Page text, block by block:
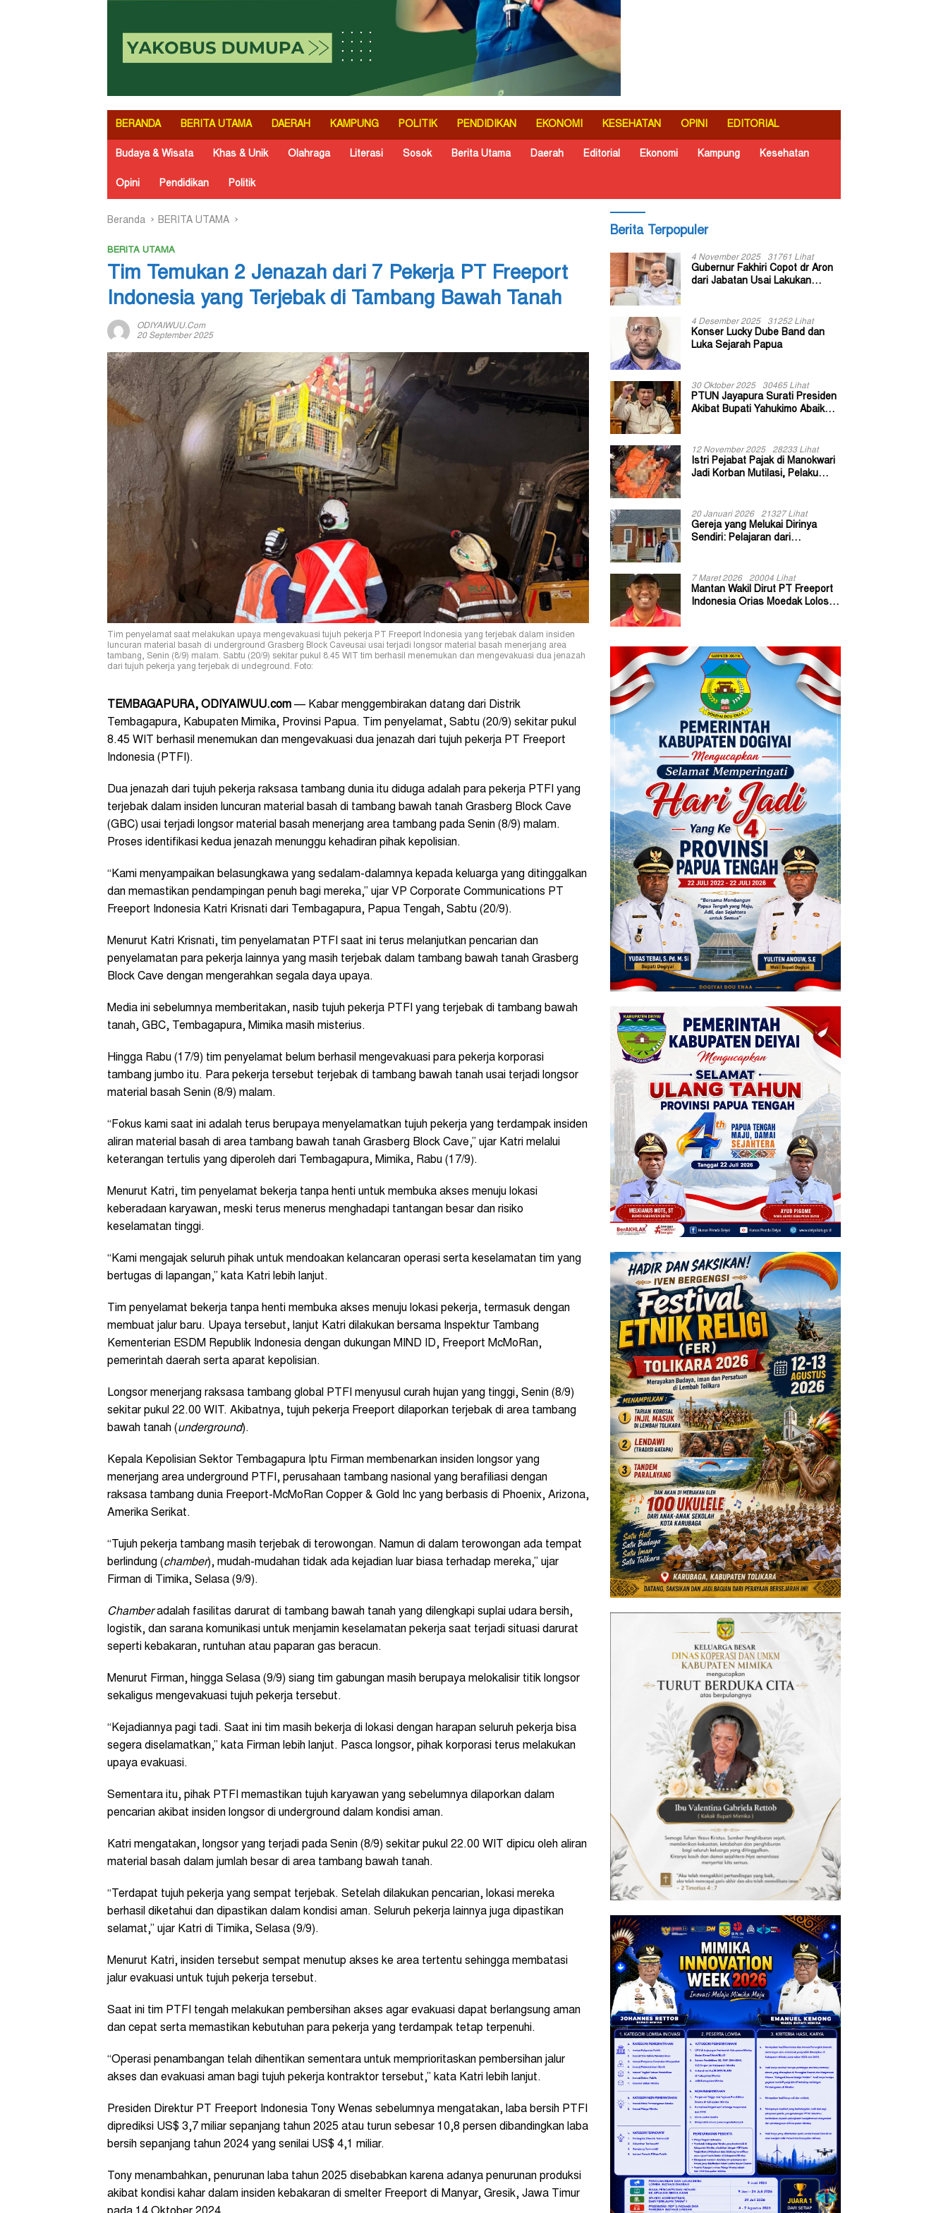
BERANDA BERITA UTAMA DAERAH KAMPUNG POLITIK PENDIDIKAN EKONOMI KESEHATAN OPINI EDITORIAL
Budaya & Wisata Khas & Unik Olahraga Literasi Sosok Berita Utama Daerah Editorial Ekonomi Kampung Kesehatan
Opini Pendidikan Politik
Beranda BERITA UTAMA
BERITA UTAMA
Tim Temukan 2 Jenazah dari 7 Pekerja PT Freeport
Indonesia yang Terjebak di Tambang Bawah Tanah
ODIYAIWUU.com
20 September 2025
Tim penyelamat saat melakukan upaya mengevakuasi tujuh pekerja PT Freeport Indonesia yang terjebak dalam insiden
luncuran material basah di underground Grasberg Block Caveusai usai terjadi longsor material basah menerjang area
tambang, Senin (8/9) malam. Sabtu (20/9) sekitar pukul 8.45 WIT tim berhasil menemukan dan mengevakuasi dua jenazah
dari tujuh pekerja yang terjebak di undeground. Foto:
TEMBAGAPURA, ODIYAIWUU.com — Kabar menggembirakan datang dari Distrik
Tembagapura, Kabupaten Mimika, Provinsi Papua. Tim penyelamat, Sabtu (20/9) sekitar pukul
8.45 WIT berhasil menemukan dan mengevakuasi dua jenazah dari tujuh pekerja PT Freeport
Indonesia (PTFI).
Dua jenazah dari tujuh pekerja raksasa tambang dunia itu diduga adalah para pekerja PTFI yang
terjebak dalam insiden luncuran material basah di tambang bawah tanah Grasberg Block Cave
(GBC) usai terjadi longsor material basah menerjang area tambang pada Senin (8/9) malam.
Proses identifikasi kedua jenazah menunggu kehadiran pihak kepolisian.
“Kami menyampaikan belasungkawa yang sedalam-dalamnya kepada keluarga yang ditinggalkan
dan memastikan pendampingan penuh bagi mereka,” ujar VP Corporate Communications PT
Freeport Indonesia Katri Krisnati dari Tembagapura, Papua Tengah, Sabtu (20/9).
Menurut Katri Krisnati, tim penyelamatan PTFI saat ini terus melanjutkan pencarian dan
penyelamatan para pekerja lainnya yang masih terjebak dalam tambang bawah tanah Grasberg
Block Cave dengan mengerahkan segala daya upaya.
Media ini sebelumnya memberitakan, nasib tujuh pekerja PTFI yang terjebak di tambang bawah
tanah, GBC, Tembagapura, Mimika masih misterius.
Hingga Rabu (17/9) tim penyelamat belum berhasil mengevakuasi para pekerja korporasi
tambang jumbo itu. Para pekerja tersebut terjebak di tambang bawah tanah usai terjadi longsor
material basah Senin (8/9) malam.
“Fokus kami saat ini adalah terus berupaya menyelamatkan tujuh pekerja yang terdampak insiden
aliran material basah di area tambang bawah tanah Grasberg Block Cave,” ujar Katri melalui
keterangan tertulis yang diperoleh dari Tembagapura, Mimika, Rabu (17/9).
Menurut Katri, tim penyelamat bekerja tanpa henti untuk membuka akses menuju lokasi
keberadaan karyawan, meski terus menerus menghadapi tantangan besar dan risiko
keselamatan tinggi.
“Kami mengajak seluruh pihak untuk mendoakan kelancaran operasi serta keselamatan tim yang
bertugas di lapangan,” kata Katri lebih lanjut.
Tim penyelamat bekerja tanpa henti membuka akses menuju lokasi pekerja, termasuk dengan
membuat jalur baru. Upaya tersebut, lanjut Katri dilakukan bersama Inspektur Tambang
Kementerian ESDM Republik Indonesia dengan dukungan MIND ID, Freeport McMoRan,
pemerintah daerah serta aparat kepolisian.
Longsor menerjang raksasa tambang global PTFI menyusul curah hujan yang tinggi, Senin (8/9)
sekitar pukul 22.00 WIT. Akibatnya, tujuh pekerja Freeport dilaporkan terjebak di area tambang
bawah tanah (underground).
Kepala Kepolisian Sektor Tembagapura Iptu Firman membenarkan insiden longsor yang
menerjang area underground PTFI, perusahaan tambang nasional yang berafiliasi dengan
raksasa tambang dunia Freeport-McMoRan Copper & Gold Inc yang berbasis di Phoenix, Arizona,
Amerika Serikat.
“Tujuh pekerja tambang masih terjebak di terowongan. Namun di dalam terowongan ada tempat
berlindung (chamber), mudah-mudahan tidak ada kejadian luar biasa terhadap mereka,” ujar
Firman di Timika, Selasa (9/9).
Chamberadalah fasilitas darurat di tambang bawah tanah yang dilengkapi suplai udara bersih,
logistik, dan sarana komunikasi untuk menjamin keselamatan pekerja saat terjadi situasi darurat
seperti kebakaran, runtuhan atau paparan gas beracun.
Menurut Firman, hingga Selasa (9/9) siang tim gabungan masih berupaya melokalisir titik longsor
sekaligus mengevakuasi tujuh pekerja tersebut.
“Kejadiannya pagi tadi. Saat ini tim masih bekerja di lokasi dengan harapan seluruh pekerja bisa
segera diselamatkan,” kata Firman lebih lanjut. Pasca longsor, pihak korporasi terus melakukan
upaya evakuasi.
Sementara itu, pihak PTFI memastikan tujuh karyawan yang sebelumnya dilaporkan dalam
pencarian akibat insiden longsor di underground dalam kondisi aman.
Katri mengatakan, longsor yang terjadi pada Senin (8/9) sekitar pukul 22.00 WIT dipicu oleh aliran
material basah dalam jumlah besar di area tambang bawah tanah.
“Terdapat tujuh pekerja yang sempat terjebak. Setelah dilakukan pencarian, lokasi mereka
berhasil diketahui dan dipastikan dalam kondisi aman. Seluruh pekerja lainnya juga dipastikan
selamat,” ujar Katri di Timika, Selasa (9/9).
Menurut Katri, insiden tersebut sempat menutup akses ke area tertentu sehingga membatasi
jalur evakuasi untuk tujuh pekerja tersebut.
Saat ini tim PTFI tengah melakukan pembersihan akses agar evakuasi dapat berlangsung aman
dan cepat serta memastikan kebutuhan para pekerja yang terdampak tetap terpenuhi.
“Operasi penambangan telah dihentikan sementara untuk memprioritaskan pembersihan jalur
akses dan evakuasi aman bagi tujuh pekerja kontraktor tersebut,” kata Katri lebih lanjut.
Presiden Direktur PT Freeport Indonesia Tony Wenas sebelumnya mengatakan, laba bersih PTFI
diprediksi US$ 3,7 miliar sepanjang tahun 2025 atau turun sebesar 10,8 persen dibandingkan laba
bersih sepanjang tahun 2024 yang senilai US$ 4,1 miliar.
Tony menambahkan, penurunan laba tahun 2025 disebabkan karena adanya penurunan produksi
akibat kondisi kahar dalam insiden kebakaran di smelter Freeport di Manyar, Gresik, Jawa Timur
Berita Terpopuler
4 November 2025 31761 Lihat
Gubernur Fakhiri Copot dr Aron
dari Jabatan Usai Lakukan
4 Desember 2025 31252 Lihat
Konser Lucky Dube Band dan
Luka Sejarah Papua
30 Oktober 2025 30465 Lihat
PTUN Jayapura Surati Presiden
Akibat Bupati Yahukimo Abaikan
12 November 2025 28233 Lihat
Istri Pejabat Pajak di Manokwari
Jadi Korban Mutilasi, Pelaku
20 Januari 2026 21327 Lihat
Gereja yang Melukai Dirinya
Sendiri: Pelajaran dari
7 Maret 2026 20004 Lihat
Mantan Wakil Dirut PT Freeport
Indonesia Orias Moedak Lolos